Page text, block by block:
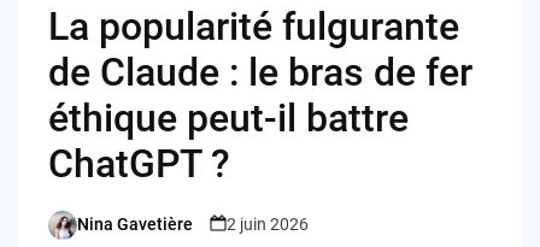
La popularité fulgurante
de Claude : le bras de fer
éthique peut-il battre
ChatGPT ?
Posted
Nina Gavetière 2 juin 2026